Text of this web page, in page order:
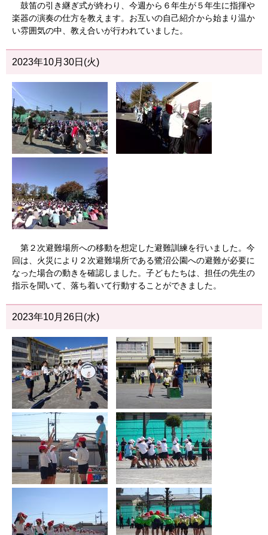
鼓笛の引き継ぎ式が終わり、今週から６年生が５年生に指揮や
楽器の演奏の仕方を教えます。お互いの自己紹介から始まり温か
い雰囲気の中、教え合いが行われていました。
2023年10月30日(火)
第２次避難場所への移動を想定した避難訓練を行いました。今
回は、火災により２次避難場所である鷺沼公園への避難が必要に
なった場合の動きを確認しました。子どもたちは、担任の先生の
指示を聞いて、落ち着いて行動することができました。
2023年10月26日(水)